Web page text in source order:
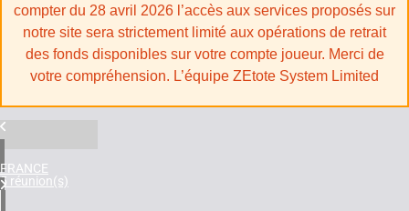
compter du 28 avril 2026 l’accès aux services proposés sur
notre site sera strictement limité aux opérations de retrait
des fonds disponibles sur votre compte joueur. Merci de
votre compréhension. L’équipe ZEtote System Limited
FRANCE
5 réunion(s)